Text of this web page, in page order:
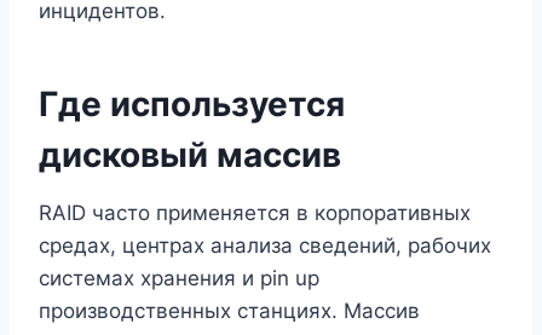
инцидентов.
Где используется
дисковый массив
RAID часто применяется в корпоративных
средах, центрах анализа сведений, рабочих
системах хранения и pin up
производственных станциях. Массив